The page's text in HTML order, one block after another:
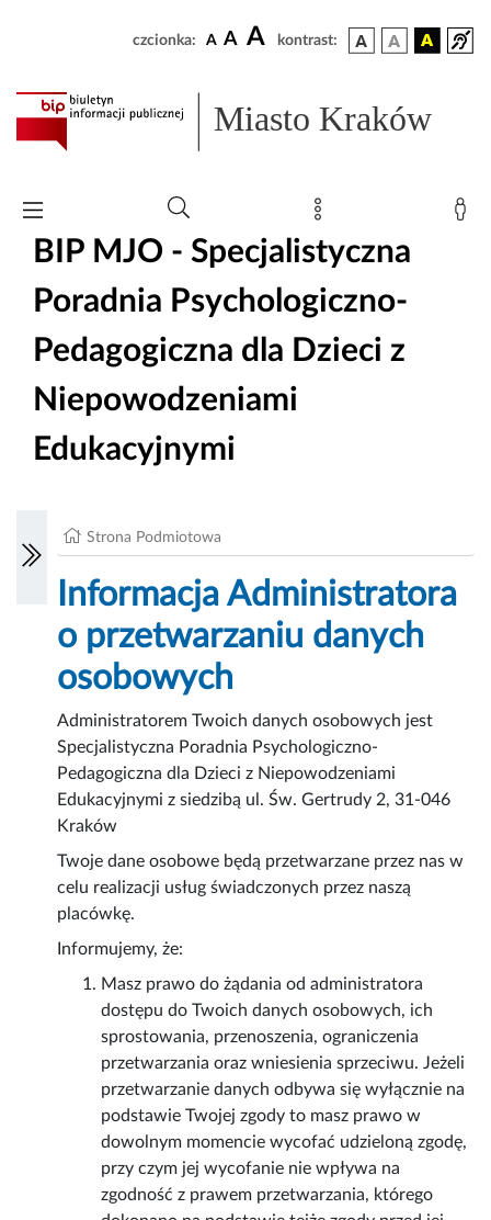
czcionka: A A A kontrast:
Miasto Kraków
BIP MJO - Specjalistyczna
Poradnia Psychologiczno-
Pedagogiczna dla Dzieci z
Niepowodzeniami
Edukacyjnymi
Strona Podmiotowa
Informacja Administratora
o przetwarzaniu danych
osobowych
Administratorem Twoich danych osobowych jest
Specjalistyczna Poradnia Psychologiczno-
Pedagogiczna dla Dzieci z Niepowodzeniami
Edukacyjnymi z siedzibą ul. Św. Gertrudy 2, 31-046
Kraków
Twoje dane osobowe będą przetwarzane przez nas w
celu realizacji usług świadczonych przez naszą
placówkę.
Informujemy, że:
Masz prawo do żądania od administratora
dostępu do Twoich danych osobowych, ich
sprostowania, przenoszenia, ograniczenia
przetwarzania oraz wniesienia sprzeciwu. Jeżeli
przetwarzanie danych odbywa się wyłącznie na
podstawie Twojej zgody to masz prawo w
dowolnym momencie wycofać udzieloną zgodę,
przy czym jej wycofanie nie wpływa na
zgodność z prawem przetwarzania, którego